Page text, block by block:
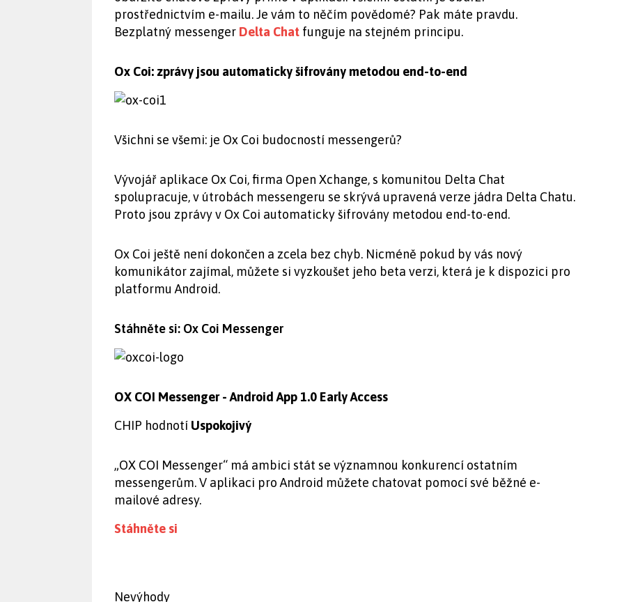
prostřednictvím e-mailu. Je vám to něčím povědomé? Pak máte pravdu.
Bezplatný messenger Delta Chat funguje na stejném principu.
Ox Coi: zprávy jsou automaticky šifrovány metodou end-to-end
Všichni se všemi: je Ox Coi budocností messengerů?
Vývojář aplikace Ox Coi, firma Open Xchange, s komunitou Delta Chat
spolupracuje, v útrobách messengeru se skrývá upravená verze jádra Delta Chatu.
Proto jsou zprávy v Ox Coi automaticky šifrovány metodou end-to-end.
Ox Coi ještě není dokončen a zcela bez chyb. Nicméně pokud by vás nový
komunikátor zajímal, můžete si vyzkoušet jeho beta verzi, která je k dispozici pro
platformu Android.
Stáhněte si: Ox Coi Messenger
OX COI Messenger - Android App 1.0 Early Access
CHIP hodnotí Uspokojivý
„OX COI Messenger“ má ambici stát se významnou konkurencí ostatním
messengerům. V aplikaci pro Android můžete chatovat pomocí své běžné e-
mailové adresy.
Stáhněte si
Nevýhody